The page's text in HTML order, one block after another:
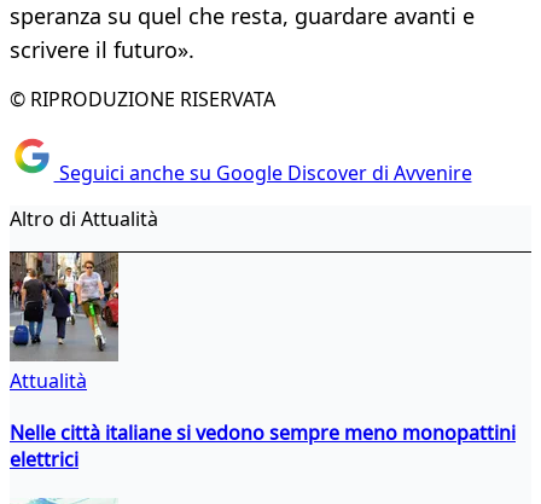
speranza su quel che resta, guardare avanti e
scrivere il futuro».
© RIPRODUZIONE RISERVATA
Seguici anche su Google Discover di Avvenire
Altro di Attualità
Attualità
Nelle città italiane si vedono sempre meno monopattini
elettrici